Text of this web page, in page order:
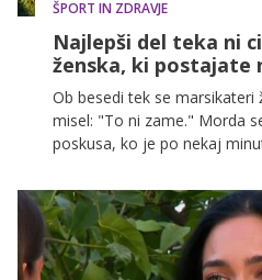
ŠPORT IN ZDRAVJE
Najlepši del teka ni
ženska, ki postajate
Ob besedi tek se marsikateri
misel: "To ni zame." Morda
poskusa, ko je po nekaj
iz neke druge kategorije:
športni. Kot da obstaja neka
moraš stopiti, preden se